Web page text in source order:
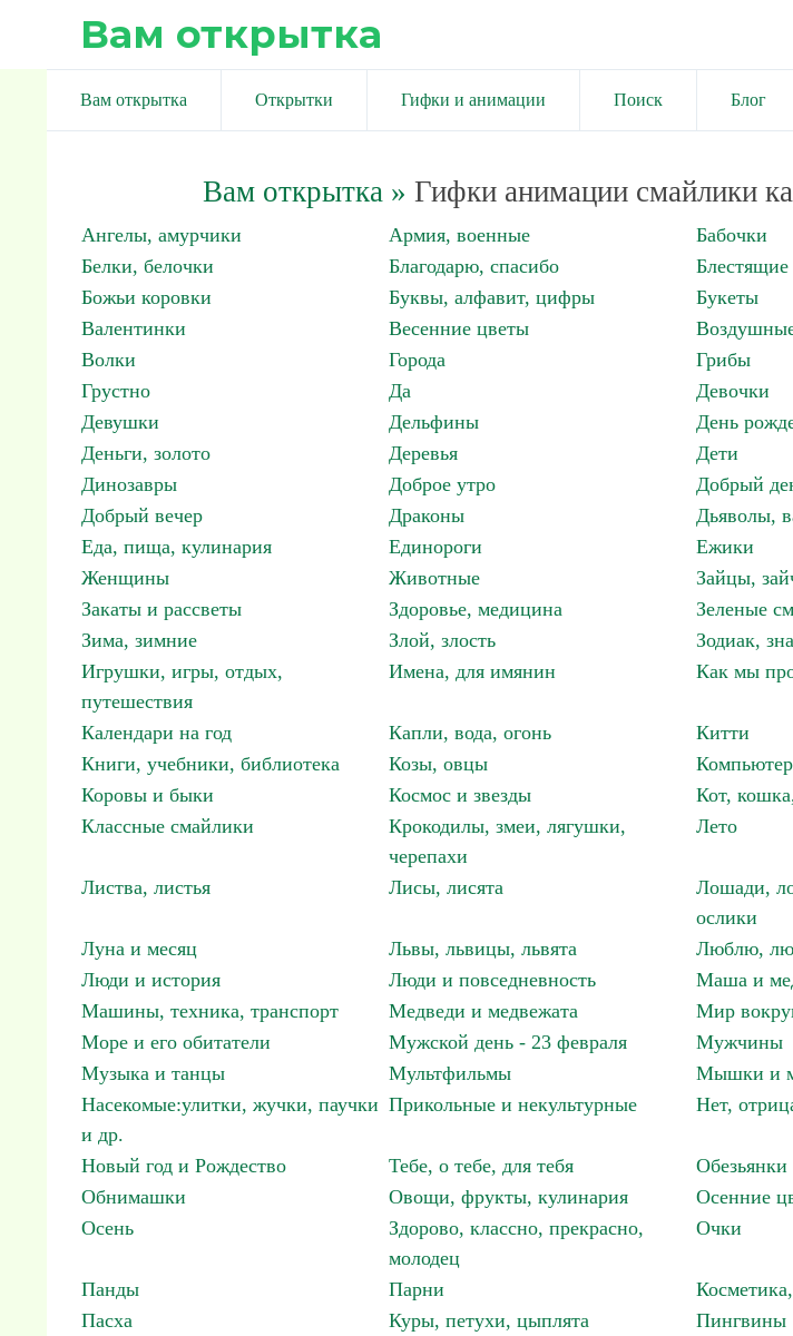
Вам открытка
Вам открытка Открытки Гифки и анимации Поиск Блог
Вам открытка» Гифки анимации смайлики
Ангелы, амурчики Армия, военные
Бабочки
Белки, белочки
Благодарю, спасибо
Божьи коровки
Буквы, алфавит, цифры
Букеты
Валентинки
Весенние цветы
Волки
Города
Грибы
Грустно
Да
Девочки
Девушки
Дельфины
День
Деньги, золото
Деревья
Дети
Динозавры
Доброе утро
Добрый
Добрый вечер
Драконы
Дьяволы,
Еда, пища, кулинария
Единороги
Ежики
Женщины
Животные
Зайцы,
Закаты и рассветы
Здоровье, медицина
Зеленые
Зима, зимние
Злой, злость
Зодиак,
Игрушки, игры, отдых,
путешествия
Имена, для имянин Как мы
Календари на год Капли, вода, огонь
Китти
Книги, учебники, библиотека
Козы, овцы
Компьютер
Коровы и быки
Космос и звезды
Кот,
Классные смайлики
Крокодилы, змеи, лягушки,
черепахи
Лето
Листва, листья Лисы, лисята
Лошади,
ослики
Луна и месяц
Львы, львицы, львята
Люблю,
Люди и история
Люди и повседневность
Маша и
Машины, техника, транспорт
Медведи и медвежата
Мир
Море и его обитатели
Мужской день - 23 февраля
Мужчины
Музыка и танцы
Мультфильмы
Мышки и
Насекомые:улитки, жучки, паучки
и др.
Прикольные и некультурные Нет,
Новый год и Рождество Тебе, о тебе, для тебя
Обезьянки
Обнимашки
Овощи, фрукты, кулинария
Осенние
Осень
Здорово, классно, прекрасно,
молодец
Очки
Панды Парни
Пасха
Куры, петухи, цыплята
Пингвины